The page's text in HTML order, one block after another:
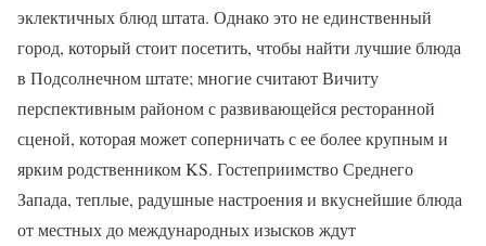
эклектичных блюд штата. Однако это не единственный
город, который стоит посетить, чтобы найти лучшие блюда
в Подсолнечном штате; многие считают Вичиту
перспективным районом с развивающейся ресторанной
сценой, которая может соперничать с ее более крупным и
ярким родственником KS. Гостеприимство Среднего
Запада, теплые, радушные настроения и вкуснейшие блюда
от местных до международных изысков ждут